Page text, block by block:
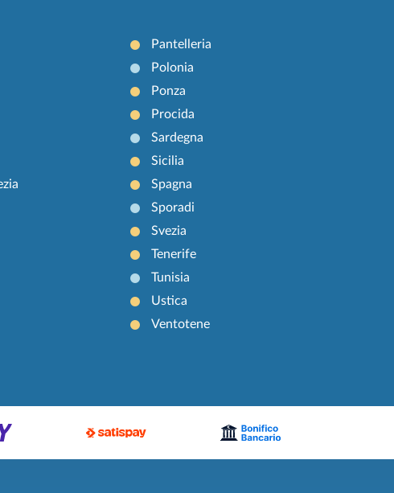
Pantelleria
Polonia
Ponza
Procida
Sardegna
Sicilia
Spagna
Sporadi
Svezia
Tenerife
Tunisia
Ustica
Ventotene